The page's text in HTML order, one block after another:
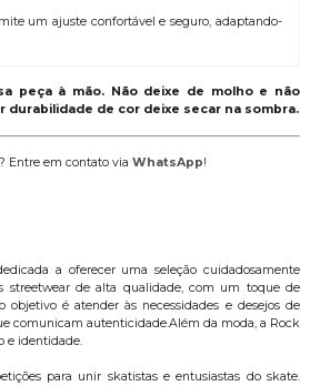
um ajuste confortável e seguro, adaptando-
peça à mão. Não deixe de molho e não
durabilidade de cor deixe secar na sombra.
Entre em contato via WhatsApp!
a oferecer uma seleção cuidadosamente
streetwear de alta qualidade, com um toque de
objetivo é atender às necessidades e desejos de
comunicam autenticidade.Além da moda, a Rock
e identidade.
para unir skatistas e entusiastas do skate.